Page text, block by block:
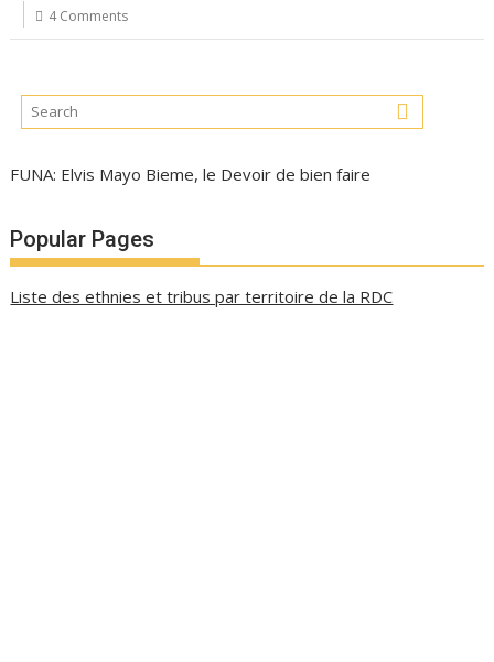
4 Comments
FUNA: Elvis Mayo Bieme, le Devoir de bien faire
Popular Pages
Liste des ethnies et tribus par territoire de la RDC